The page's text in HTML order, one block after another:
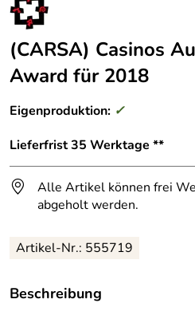
(CARSA) Casinos
Award für 2018
Eigenproduktion: ✓
Lieferfrist 35 Werktage **
Alle Artikel können frei
abgeholt werden.
Artikel-Nr.: 555719
Beschreibung